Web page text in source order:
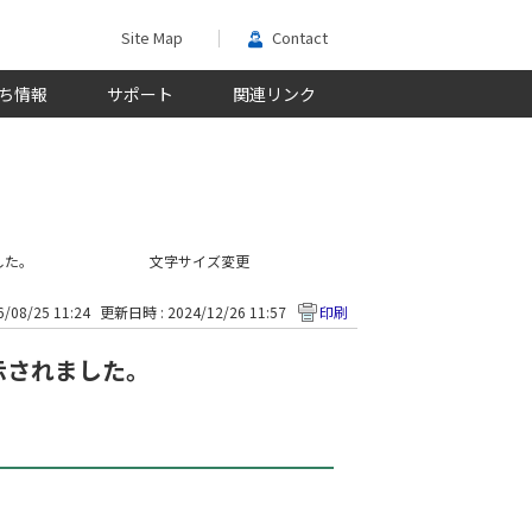
Site Map Contact
情報 サポート 関連リンク
文字サイズ変更
。
08/25 11:24 更新日時 : 2024/12/26 11:57 印刷
れました。